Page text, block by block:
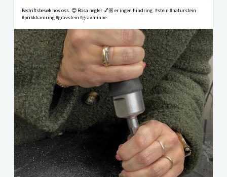
Bedriftsbesøk hos oss. 😊 Rosa negler 💅🏼 er ingen hindring. #stein #naturstein
#prikkhamring #gravstein #gravminne